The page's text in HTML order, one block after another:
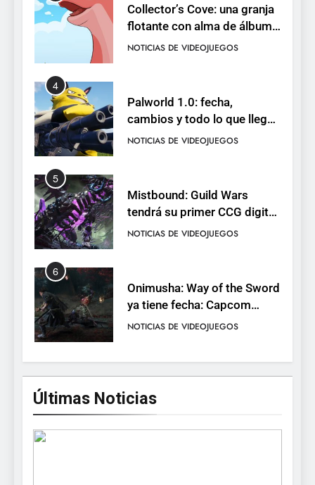
Collector’s Cove: una granja
flotante con alma de álbum
de cromos
NOTICIAS DE VIDEOJUEGOS
4
Palworld 1.0: fecha,
cambios y todo lo que llega
con el lanzamiento
NOTICIAS DE VIDEOJUEGOS
5
Mistbound: Guild Wars
tendrá su primer CCG digital
para PC y móviles
NOTICIAS DE VIDEOJUEGOS
6
Onimusha: Way of the Sword
ya tiene fecha: Capcom
lanza demo gratuita y abre
NOTICIAS DE VIDEOJUEGOS
7
No Rest for the Wicked
confirma su versión 1.0 para
octubre en PS5 y PC
NOTICIAS DE VIDEOJUEGOS
Últimas Noticias